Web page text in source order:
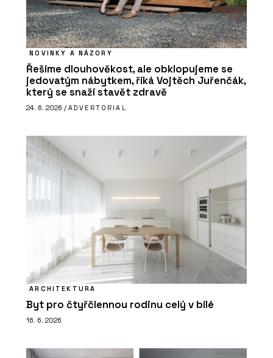
NOVINKY A NÁZORY
Řešíme dlouhověkost, ale obklopujeme se
jedovatým nábytkem, říká Vojtěch Juřenčák,
který se snaží stavět zdravě
24. 6. 2026 / ADVERTORIAL
ARCHITEKTURA
Byt pro čtyřčlennou rodinu celý v bílé
16. 6. 2026